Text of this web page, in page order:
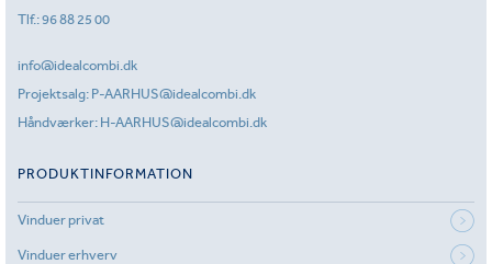
Tlf.:96 88 25 00
info@idealcombi.dk
Projektsalg: P-AARHUS@idealcombi.dk
Håndværker: H-AARHUS@idealcombi.dk
PRODUKTINFORMATION
Vinduer privat
Vinduer erhverv